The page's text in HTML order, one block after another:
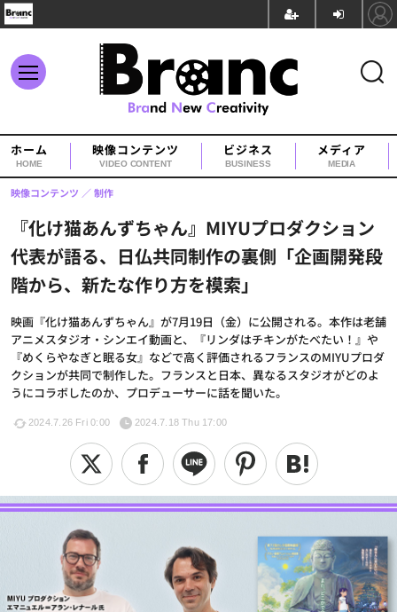
ホーム
HOME
映像コンテンツ
VIDEO CONTENT
ビジネス
BUSINESS
メディア
MEDIA
『化け猫あんずちゃん』MIYUプロダクション
代表が語る、日仏共同制作の裏側「企画開発段
階から、新たな作り方を模索」
映画『化け猫あんずちゃん』が7月19日（金）に公開される。本作は老舗
アニメスタジオ・シンエイ動画と、『リンダはチキンがたべたい！』や
『めくらやなぎと眠る女』などで高く評価されるフランスのMIYUプロダ
クションが共同で制作した。フランスと日本、異なるスタジオがどのよ
うにコラボしたのか、プロデューサーに話を聞いた。
映像コンテンツ 制作
2024.7.26 Fri 0:00 2024.7.18 Thu 17:00